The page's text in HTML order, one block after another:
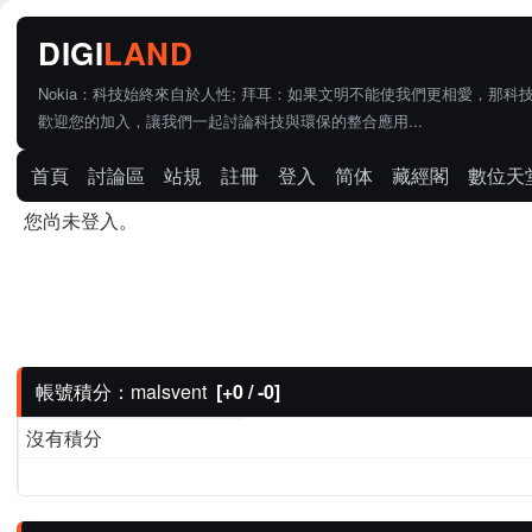
Nokia：科技始終來自於人性; 拜耳：如果文明不能使我們更相愛，那科
歡迎您的加入，讓我們一起討論科技與環保的整合應用...
首頁 討論區 站規 註冊 登入 简体 藏經閣
數位天
您尚未登入。
帳號積分：malsvent [+0 / -0]
沒有積分